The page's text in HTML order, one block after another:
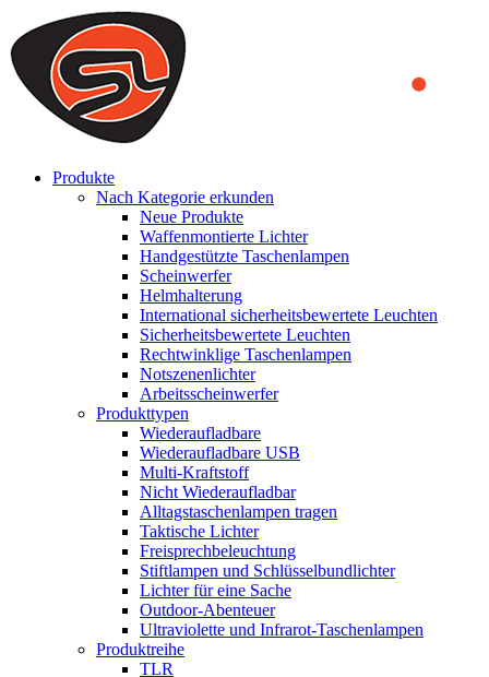
We use cookies to ensure that we provide you the best experience
on our website. By continuing to browse this website, you accept
that cookies are used to help us analyze how the website is used and
to offer you a better experience. To learn more or to find out how
you can disable cookies, you can access our
Produkte
Nach Kategorie erkunden
Neue Produkte
Waffenmontierte Lichter
Handgestützte Taschenlampen
Scheinwerfer
Helmhalterung
International sicherheitsbewertete Leuchten
Sicherheitsbewertete Leuchten
Rechtwinklige Taschenlampen
Notszenenlichter
Arbeitsscheinwerfer
Produkttypen
Wiederaufladbare
Wiederaufladbare USB
Multi-Kraftstoff
Nicht Wiederaufladbar
Alltagstaschenlampen tragen
Taktische Lichter
Freisprechbeleuchtung
Stiftlampen und Schlüsselbundlichter
Lichter für eine Sache
Outdoor-Abenteuer
Ultraviolette und Infrarot-Taschenlampen
Produktreihe
TLR